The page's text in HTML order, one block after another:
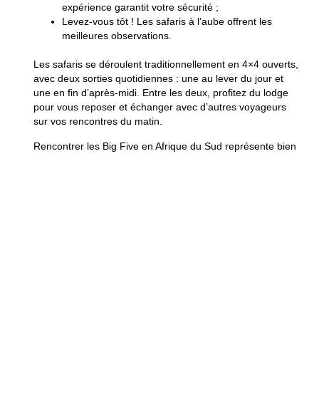
expérience garantit votre sécurité ;
Levez-vous tôt ! Les safaris à l’aube offrent les
meilleures observations.
Les safaris se déroulent traditionnellement en 4×4 ouverts,
avec deux sorties quotidiennes : une au lever du jour et
une en fin d’après-midi. Entre les deux, profitez du lodge
pour vous reposer et échanger avec d’autres voyageurs
sur vos rencontres du matin.
Rencontrer les Big Five en Afrique du Sud représente bien